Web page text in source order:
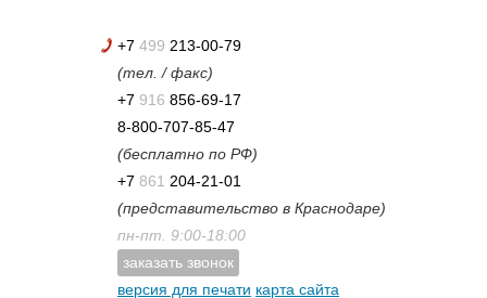
+7 499 213-00-79
(тел. / факс)
+7 916 856-69-17
8-800-707-85-47
(бесплатно по РФ)
+7 861 204-21-01
(представительство в Краснодаре)
пн-пт. 9:00-18:00
заказать звонок
версия для печати карта сайта